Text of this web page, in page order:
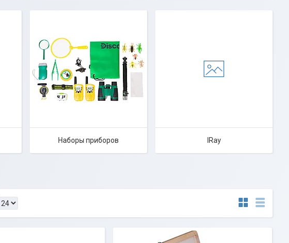
Наборы приборов IRay